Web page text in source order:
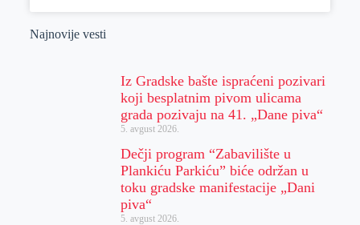
Najnovije vesti
Iz Gradske bašte ispraćeni pozivari
koji besplatnim pivom ulicama
grada pozivaju na 41. „Dane piva“
5. avgust 2026.
Dečji program “Zabavilište u
Plankiću Parkiću” biće održan u
toku gradske manifestacije „Dani
piva“
5. avgust 2026.